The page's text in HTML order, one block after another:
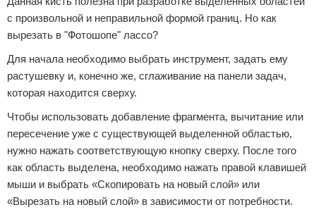
с произвольной и неправильной формой границ. Но как
вырезать в "Фотошопе" лассо?
Для начала необходимо выбрать инструмент, задать ему
растушевку и, конечно же, сглаживание на панели задач,
которая находится сверху.
Чтобы использовать добавление фрагмента, вычитание или
пересечение уже с существующей выделенной областью,
нужно нажать соответствующую кнопку сверху. После того
как область выделена, необходимо нажать правой клавишей
мыши и выбрать «Скопировать на новый слой» или
«Вырезать на новый слой» в зависимости от потребности.